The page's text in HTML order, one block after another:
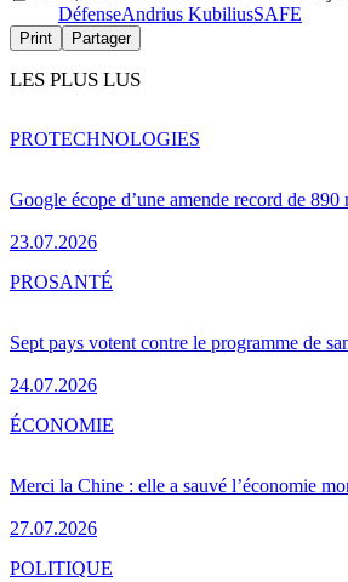
DéfenseAndrius KubiliusSAFE
Print Partager
LES PLUS LUS
Google écope d’une amende record de 890
23.07.2026
PROTECHNOLOGIES
Sept pays votent contre le programme de
24.07.2026
PROSANTÉ
Merci la Chine : elle a sauvé l’économie
27.07.2026
ÉCONOMIE
POLITIQUE